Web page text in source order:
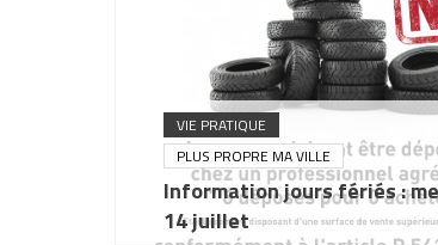
VIE PRATIQUE
PLUS PROPRE MA VILLE
Information jours fériés :
14 juillet